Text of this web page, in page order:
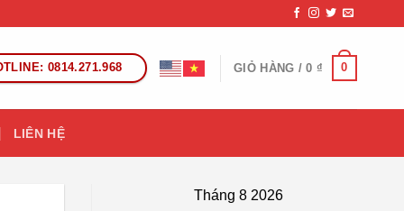
0814.271.968 GIỎ HÀNG /0 ₫ 0
LIÊN HỆ
Tháng 8 2026